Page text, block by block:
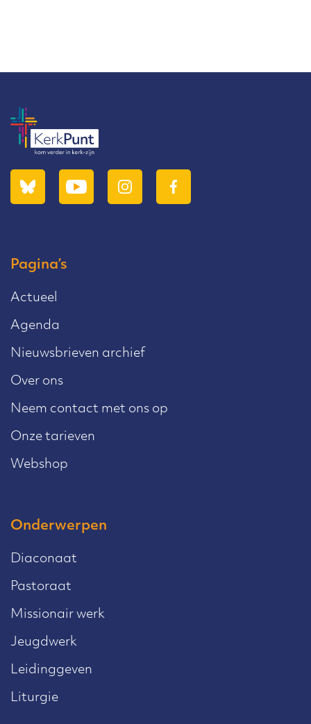
Pagina’s
Actueel
Agenda
Nieuwsbrieven archief
Over ons
Neem contact met ons op
Onze tarieven
Webshop
Onderwerpen
Diaconaat
Pastoraat
Missionair werk
Jeugdwerk
Leidinggeven
Liturgie